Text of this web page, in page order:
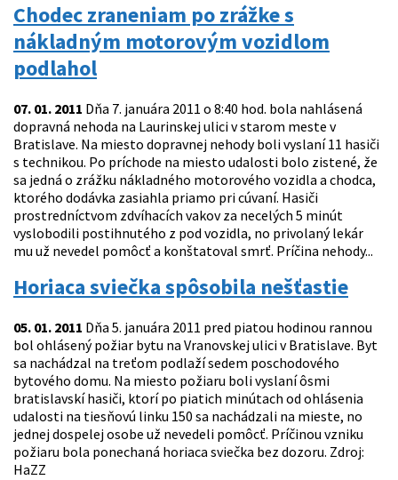
Chodec zraneniam po zrážke s
nákladným motorovým vozidlom
podlahol
07. 01. 2011 Dňa 7. januára 2011 o 8:40 hod. bola nahlásená
dopravná nehoda na Laurinskej ulici v starom meste v
Bratislave. Na miesto dopravnej nehody boli vyslaní 11 hasiči
s technikou. Po príchode na miesto udalosti bolo zistené, že
sa jedná o zrážku nákladného motorového vozidla a chodca,
ktorého dodávka zasiahla priamo pri cúvaní. Hasiči
prostredníctvom zdvíhacích vakov za necelých 5 minút
vyslobodili postihnutého z pod vozidla, no privolaný lekár
mu už nevedel pomôcť a konštatoval smrť. Príčina nehody...
Horiaca sviečka spôsobila nešťastie
05. 01. 2011 Dňa 5. januára 2011 pred piatou hodinou rannou
bol ohlásený požiar bytu na Vranovskej ulici v Bratislave. Byt
sa nachádzal na treťom podlaží sedem poschodového
bytového domu. Na miesto požiaru boli vyslaní ôsmi
bratislavskí hasiči, ktorí po piatich minútach od ohlásenia
udalosti na tiesňovú linku 150 sa nachádzali na mieste, no
jednej dospelej osobe už nevedeli pomôcť. Príčinou vzniku
požiaru bola ponechaná horiaca sviečka bez dozoru. Zdroj:
HaZZ